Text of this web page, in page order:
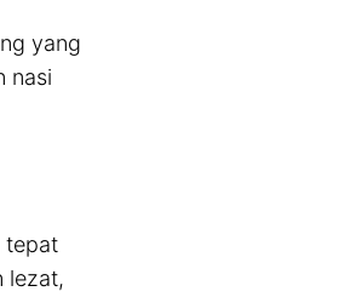
yang
nasi
tepat
lezat,